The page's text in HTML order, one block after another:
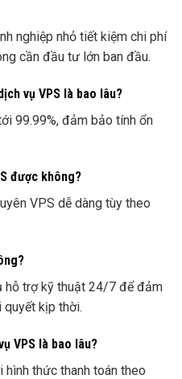
nghiệp nhỏ tiết kiệm chi phí
cần đầu tư lớn ban đầu.
vụ VPS là bao lâu?
99.99%, đảm bảo tính ổn
được không?
VPS dễ dàng tùy theo
hỗ trợ kỹ thuật 24/7 để đảm
kịp thời.
VPS là bao lâu?
thức thanh toán theo